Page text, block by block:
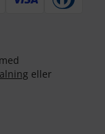
eller